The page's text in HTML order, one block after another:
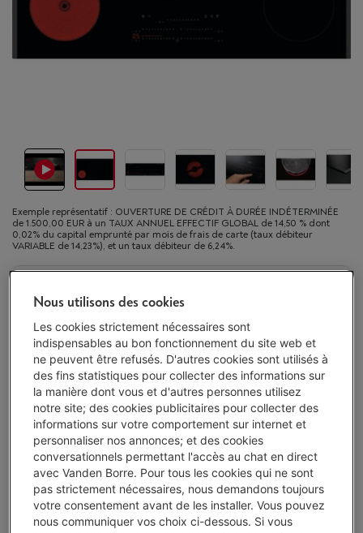
Exemple représentatif : OUVERTURE DE CRÉDIT À DURÉE INDÉTERMINÉE
de 1.500,00 EUR à un TAUX ANNUEL EFFECTIF GLOBAL de 14,50 % dont
0,02% du capital emprunté par mois de frais de carte (taux débiteur
VARIABLE de 14,23%), et un taux débiteur de 6,24%.
€ 749,00
Ou 24 mensualités de € 33,29 -Plus d'infos
Taux débiteur 6,24%, Coût du crédit € 49,96
J'achète
Comparer
Vanden Borre Life Gros électro
Prolongez la durée de vie de vos appareils avec un seul
Nous utilisons des cookies
Les cookies strictement nécessaires sont
indispensables au bon fonctionnement du site web et
ne peuvent être refusés. D'autres cookies sont utilisés à
des fins statistiques pour collecter des informations sur
la manière dont vous et d'autres personnes utilisez
notre site; des cookies publicitaires pour collecter des
informations sur votre comportement sur internet et
personnaliser nos annonces; et des cookies
conversationnels permettant l'accès au chat en direct
avec Vanden Borre. Pour tous les cookies qui ne sont
pas strictement nécessaires, nous demandons toujours
votre consentement avant de les installer. Vous pouvez
nous communiquer vos choix ci-dessous. Si vous